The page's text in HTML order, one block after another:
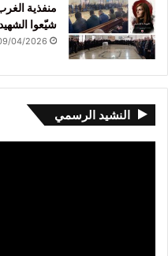
منفذية
شيّعوا
04/2026
النشيد الرسمي